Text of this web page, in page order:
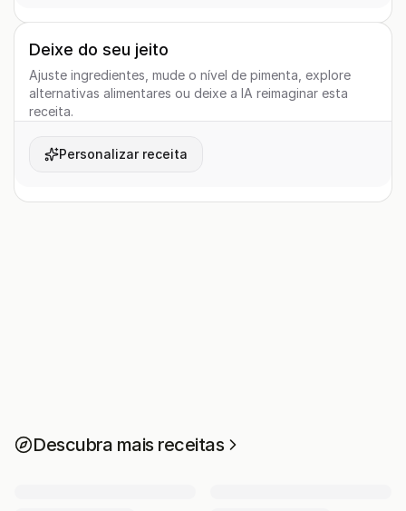
Deixe do seu jeito
Ajuste ingredientes, mude o nível de pimenta, explore
alternativas alimentares ou deixe a IA reimaginar esta
receita.
Personalizar receita
Descubra mais receitas